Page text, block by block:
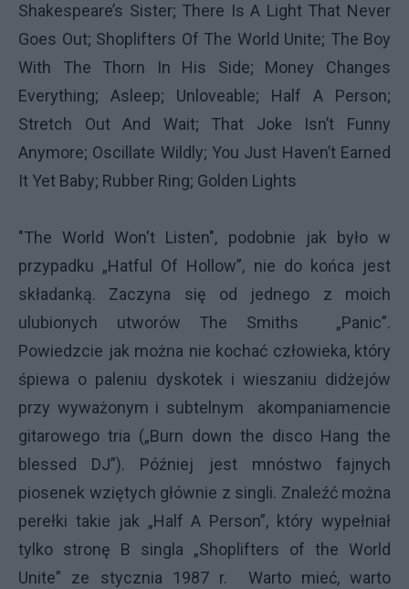
Shakespeare’s Sister; There Is A Light That Never
Goes Out; Shoplifters Of The World Unite; The Boy
With The Thorn In His Side; Money Changes
Everything; Asleep; Unloveable; Half A Person;
Stretch Out And Wait; That Joke Isn’t Funny
Anymore; Oscillate Wildly; You Just Haven’t Earned
It Yet Baby; Rubber Ring; Golden Lights
"The World Won't Listen", podobnie jak było w
przypadku „Hatful Of Hollow”, nie do końca jest
składanką. Zaczyna się od jednego z moich
ulubionych utworów The Smiths „Panic”.
Powiedzcie jak można nie kochać człowieka, który
śpiewa o paleniu dyskotek i wieszaniu didżejów
przy wyważonym i subtelnym akompaniamencie
gitarowego tria („Burn down the disco Hang the
blessed DJ”). Później jest mnóstwo fajnych
piosenek wziętych głównie z singli. Znaleźć można
perełki takie jak „Half A Person”, który wypełniał
tylko stronę B singla „Shoplifters of the World
Unite” ze stycznia 1987 r. Warto mieć, warto